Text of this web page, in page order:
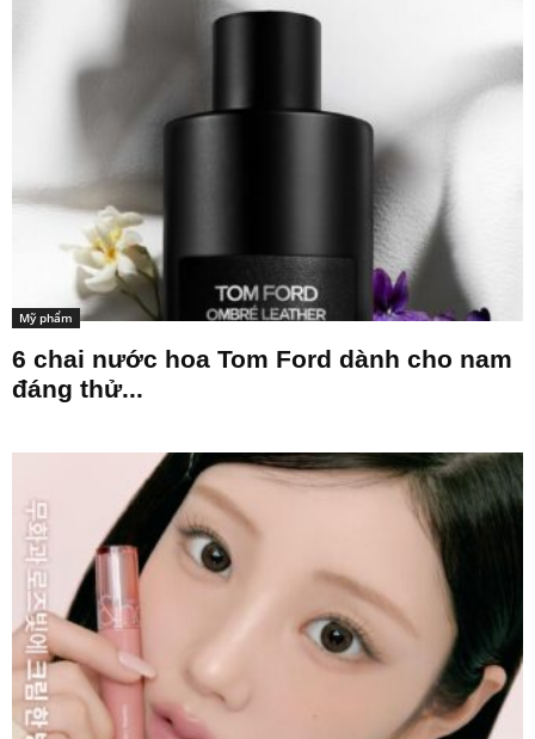
Mỹ phẩm
6 chai nước hoa Tom Ford dành cho nam
đáng thử...